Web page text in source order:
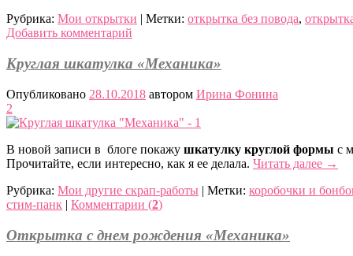
Рубрика: Мои открытки | Метки: открытка без повода,
Добавить комментарий
Круглая шкатулка «Механика»
Опубликовано 28.10.2018 автором Ирина Фонина
2
В новой записи в блоге покажу шкатулку круглой формы с
Прочитайте, если интересно, как я ее делала. Читать далее →
Рубрика: Мои другие скрап-работы | Метки: коробочки и
стим-панк | Комментарии (2)
Открытка с днем рождения «Механика»